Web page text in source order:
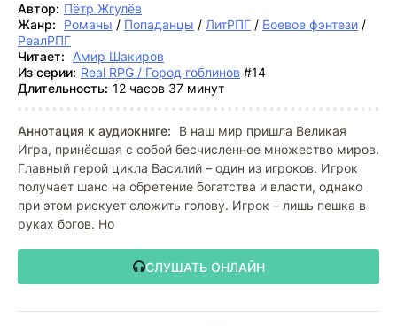
Автор: Пётр Жгулёв
Жанр:
Романы / Попаданцы / ЛитРПГ / Боевое фэнтези /
РеалРПГ
Читает:
Амир Шакиров
Из серии: Real RPG / Город гоблинов #14
Длительность: 12 часов 37 минут
Аннотация к аудиокниге:
В наш мир пришла Великая
Игра, принёсшая с собой бесчисленное множество миров.
Главный герой цикла Василий – один из игроков. Игрок
получает шанс на обретение богатства и власти, однако
при этом рискует сложить голову. Игрок – лишь пешка в
руках богов. Но
СЛУШАТЬ ОНЛАЙН